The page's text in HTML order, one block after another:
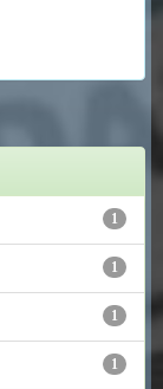
1
1
1
1